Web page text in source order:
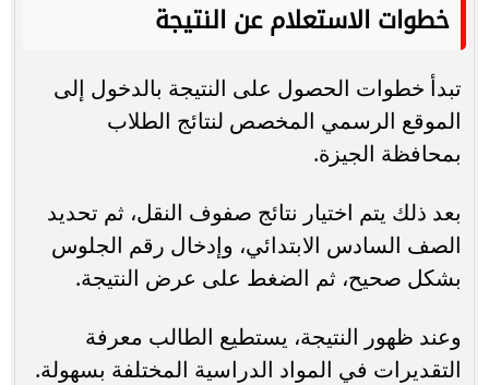
خطوات الاستعلام عن النتيجة
تبدأ خطوات الحصول على النتيجة بالدخول إلى
الموقع الرسمي المخصص لنتائج الطلاب
بمحافظة الجيزة.
بعد ذلك يتم اختيار نتائج صفوف النقل، ثم تحديد
الصف السادس الابتدائي، وإدخال رقم الجلوس
بشكل صحيح، ثم الضغط على عرض النتيجة.
وعند ظهور النتيجة، يستطيع الطالب معرفة
التقديرات في المواد الدراسية المختلفة بسهولة.